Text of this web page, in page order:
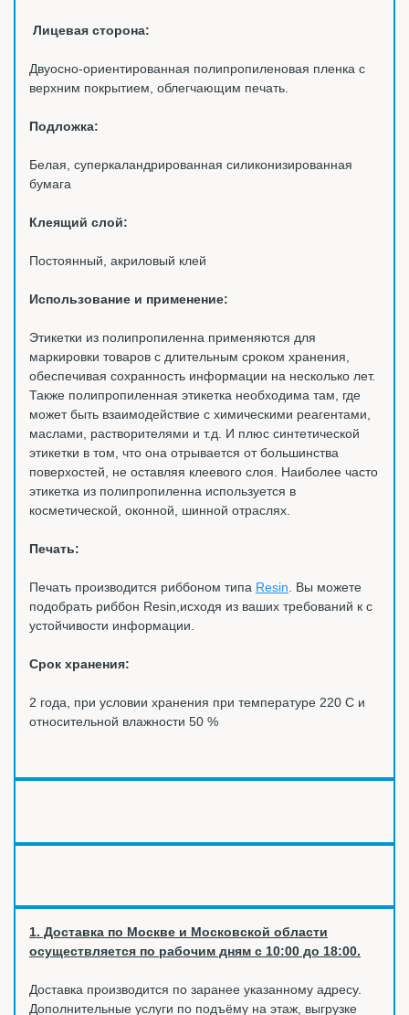
Лицевая сторона:
Двуосно-ориентированная полипропиленовая пленка с
верхним покрытием, облегчающим печать.
Подложка:
Белая, суперкаландрированная силиконизированная
бумага
Клеящий слой:
Постоянный, акриловый клей
Использование и применение:
Этикетки из полипропиленна применяются для
маркировки товаров с длительным сроком хранения,
обеспечивая сохранность информации на несколько лет.
Также полипропиленная этикетка необходима там, где
может быть взаимодействие с химическими реагентами,
маслами, растворителями и т.д. И плюс синтетической
этикетки в том, что она отрывается от большинства
поверхостей, не оставляя клеевого слоя. Наиболее часто
этикетка из полипропиленна используется в
косметической, оконной, шинной отраслях.
Печать:
Печать производится риббоном типа Resin . Вы можете
подобрать риббон Resin,исходя из ваших требований к с
устойчивости информации.
Срок хранения:
2 года, при условии хранения при температуре 220 С и
относительной влажности 50 %
1. Доставка по Москве и Московской области
осуществляется по рабочим дням с 10:00 до 18:00.
Доставка производится по заранее указанному адресу.
Дополнительные услуги по подъёму на этаж, выгрузке